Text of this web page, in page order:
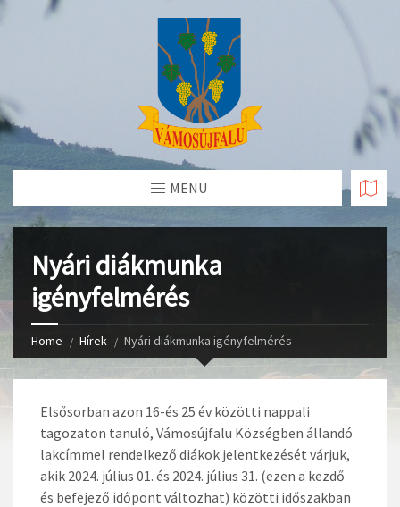
Skip
MENU
Nyári diákmunka
igényfelmérés
Home Hírek Nyári diákmunka igényfelmérés
Elsősorban azon 16-és 25 év közötti nappali
tagozaton tanuló, Vámosújfalu Községben állandó
lakcímmel rendelkező diákok jelentkezését várjuk,
akik 2024. július 01. és 2024. július 31. (ezen a kezdő
és befejező időpont változhat) közötti időszakban